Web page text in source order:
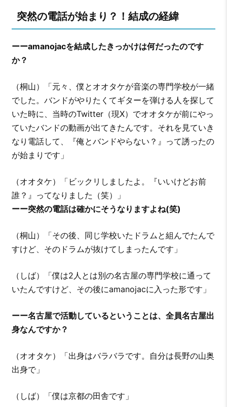
突然の電話が始まり？！結成の経緯
ーーamanojacを結成したきっかけは何だったのです
か？
（桐山）「元々、僕とオオタケが音楽の専門学校が一緒
でした。バンドがやりたくてギターを弾ける人を探して
いた時に、当時のTwitter（現X）でオオタケが前にやっ
ていたバンドの動画が出てきたんです。それを見ていき
なり電話して、『俺とバンドやらない？』って誘ったの
が始まりです」
（オオタケ）「ビックリしましたよ。『いいけどお前
誰？』ってなりました（笑）」
ーー突然の電話は確かにそうなりますよね(笑)
（桐山）「その後、同じ学校いたドラムと組んでたんで
すけど、そのドラムが抜けてしまったんです」
（しば）「僕は2人とは別の名古屋の専門学校に通って
いたんですけど、その後にamanojacに入った形です」
ーー名古屋で活動しているということは、全員名古屋出
身なんですか？
（オオタケ）「出身はバラバラです。自分は長野の山奥
出身で」
（しば）「僕は京都の田舎です」